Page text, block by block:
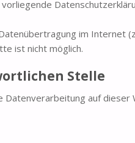
im Internet
ist nicht möglich.
Stelle
Datenverarbeitung auf dieser